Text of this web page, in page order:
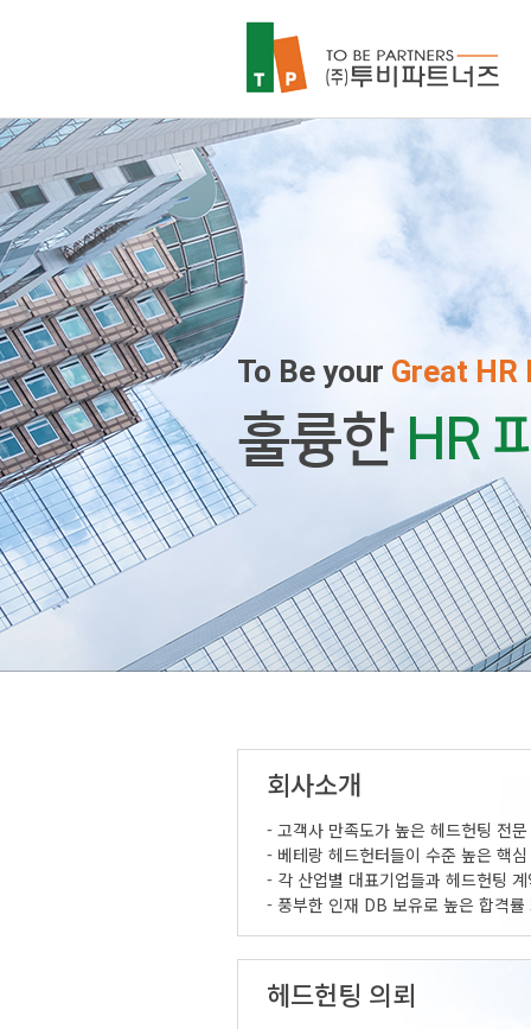
To Be your Great
우리는 베테
To Be your Great
훌륭한 HR
To Be your Great
신뢰 받는
To Be your Great
우리는 베테
To Be your Great
훌륭한 HR
회사소개
- 고객사 만족도가 높은 헤드헌팅 전
- 베테랑 헤드헌터들이 수준 높은 핵
- 각 산업별 대표기업들과 헤드헌팅
- 풍부한 인재 DB 보유로 높은 합격률
헤드헌팅 의뢰